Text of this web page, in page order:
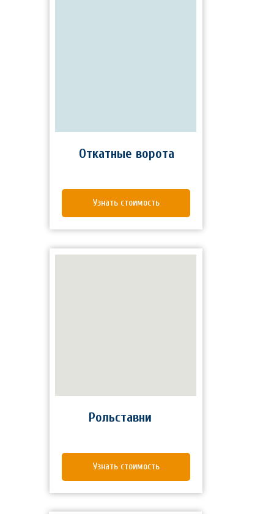
Узнать стоимость
Узнать стоимость
Рольставни
Откатные ворота